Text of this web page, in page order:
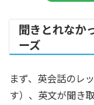
聞きとれなか
ーズ
まず、英会話のレ
す）、英文が聞き